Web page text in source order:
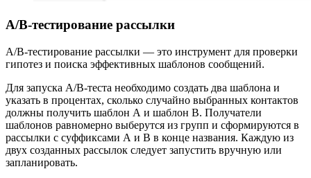
A/B-тестирование рассылки
A/B-тестирование рассылки — это инструмент для проверки
гипотез и поиска эффективных шаблонов сообщений.
Для запуска A/B-теста необходимо создать два шаблона и
указать в процентах, сколько случайно выбранных контактов
должны получить шаблон А и шаблон В. Получатели
шаблонов равномерно выберутся из групп и сформируются в
рассылки с суффиксами А и В в конце названия. Каждую из
двух созданных рассылок следует запустить вручную или
запланировать.